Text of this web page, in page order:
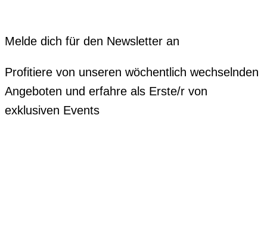
Melde dich für den Newsletter an
Profitiere von unseren wöchentlich wechselnden
Angeboten und erfahre als Erste/r von
exklusiven Events